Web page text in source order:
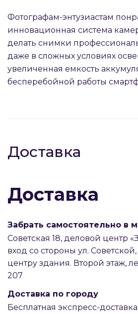
Фотографам-энтузиастам
инновационная система
делать снимки
даже в сложных условиях
увеличенная емкость
бесперебойной работы
Доставка
Доставка
Забрать самостоятельно в
Советская 18, деловой центр
вход со стороны ул.
центру здания. Второй этаж,
207
Доставка по городу
Бесплатная экспресс-